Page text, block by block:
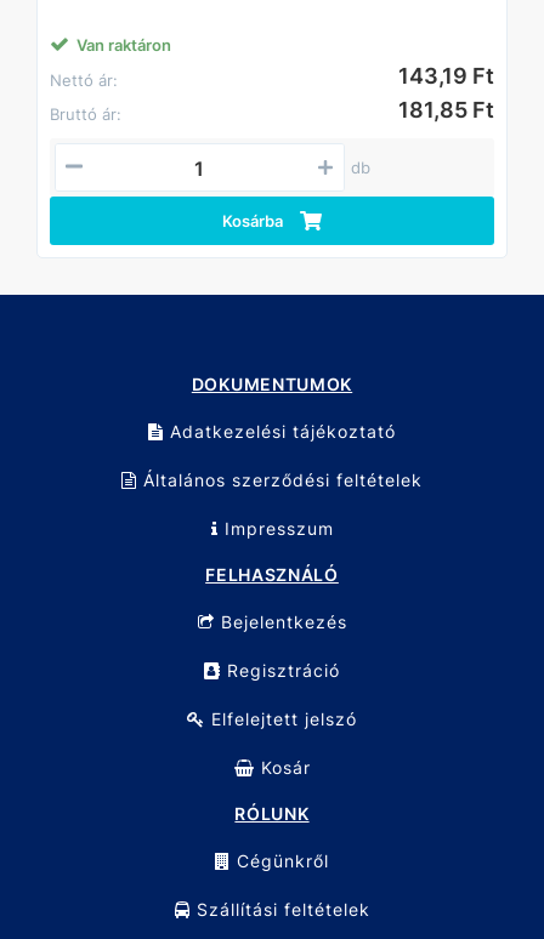
Csökkenti a csavarok lazulásának esélyét
Javítja a csavarok terhelhetőségét, így kisebb méretű
csavarok is megfelelő teljesítményt biztosíthatnak.
Van raktáron
Nettó ár:
143,19 Ft
Bruttó ár: 181,85 Ft
db
Kosárba
DOKUMENTUMOK
Adatkezelési tájékoztató
Általános szerződési feltételek
Impresszum
FELHASZNÁLÓ
Bejelentkezés
Regisztráció
Elfelejtett jelszó
Kosár
RÓLUNK
Cégünkről
Szállítási feltételek